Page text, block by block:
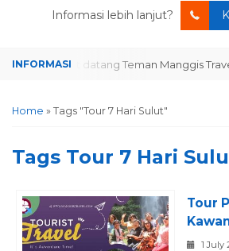
Informasi lebih lanjut?
datang Teman Manggis Travel
Home » Tags "Tour 7 Hari Sulut"
Tags Tour 7 Hari
Tour
1 July